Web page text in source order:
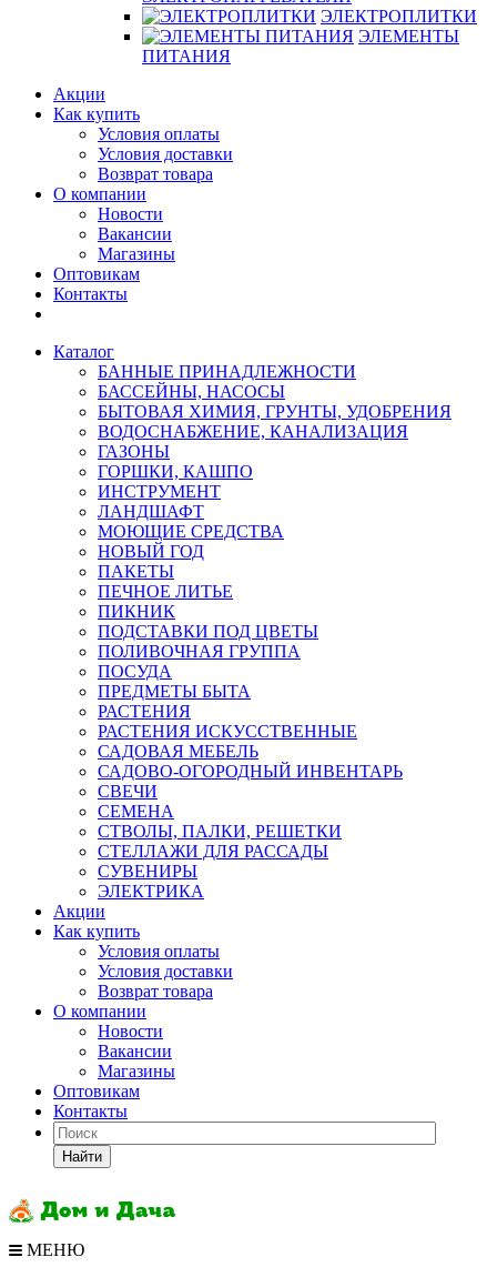
ЭЛЕКТРОПЛИТКИ
ЭЛЕМЕНТЫ
ПИТАНИЯ
Акции
Как купить
Условия оплаты
Условия доставки
Возврат товара
О компании
Новости
Вакансии
Магазины
Оптовикам
Контакты
Каталог
БАННЫЕ ПРИНАДЛЕЖНОСТИ
БАССЕЙНЫ, НАСОСЫ
БЫТОВАЯ ХИМИЯ, ГРУНТЫ, УДОБРЕНИЯ
ВОДОСНАБЖЕНИЕ, КАНАЛИЗАЦИЯ
ГАЗОНЫ
ГОРШКИ, КАШПО
ИНСТРУМЕНТ
ЛАНДШАФТ
МОЮЩИЕ СРЕДСТВА
НОВЫЙ ГОД
ПАКЕТЫ
ПЕЧНОЕ ЛИТЬЕ
ПИКНИК
ПОДСТАВКИ ПОД ЦВЕТЫ
ПОЛИВОЧНАЯ ГРУППА
ПОСУДА
ПРЕДМЕТЫ БЫТА
РАСТЕНИЯ
РАСТЕНИЯ ИСКУССТВЕННЫЕ
САДОВАЯ МЕБЕЛЬ
САДОВО-ОГОРОДНЫЙ ИНВЕНТАРЬ
СВЕЧИ
СЕМЕНА
СТВОЛЫ, ПАЛКИ, РЕШЕТКИ
СТЕЛЛАЖИ ДЛЯ РАССАДЫ
СУВЕНИРЫ
ЭЛЕКТРИКА
Акции
Как купить
Условия оплаты
Условия доставки
Возврат товара
О компании
Новости
Вакансии
Магазины
Оптовикам
Контакты
Найти
МЕНЮ